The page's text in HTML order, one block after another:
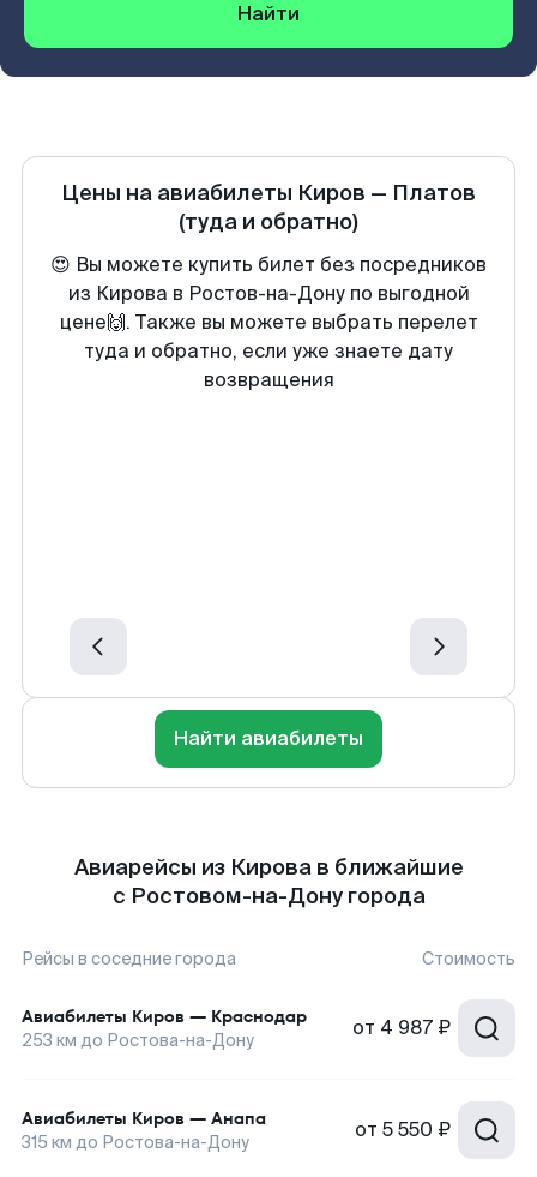
Найти
Цены на авиабилеты Киров — Платов
(туда и обратно)
😍 Вы можете купить билет без посредников
из Кирова в Ростов-на-Дону по выгодной
цене🙌. Также вы можете выбрать перелет
туда и обратно, если уже знаете дату
возвращения
Найти авиабилеты
Авиарейсы из Кирова в ближайшие
с Ростовом-на-Дону города
Рейсы в соседние города Стоимость
Авиабилеты Киров — Краснодар
253 км до Ростова-на-Дону от 4 987 ₽
Авиабилеты Киров — Анапа
315 км до Ростова-на-Дону от 5 550 ₽